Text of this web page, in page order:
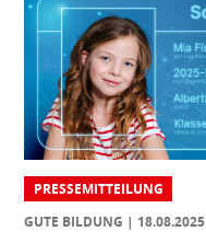
PRESSEMITTEILUNG
GUTE BILDUNG
18.08.2025